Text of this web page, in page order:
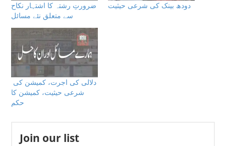
ضرورتِ رشتہ کا اشتہار نکاح
سے متعلق نئے مسائل
دودھ بینک كى شرعى حيثيت
شرعی حیثیت، کمیشن کا
حکم
Join our list